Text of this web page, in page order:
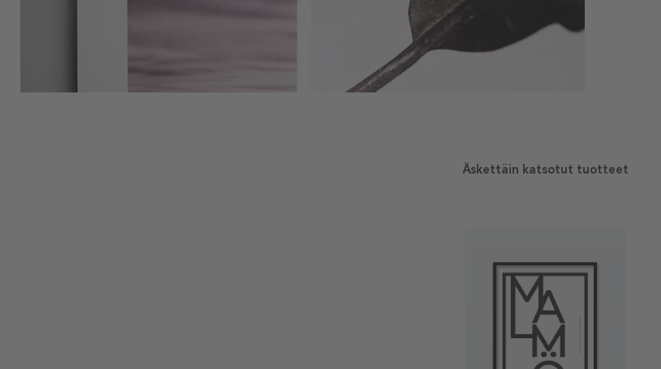
Äskettäin katsotut tuotteet